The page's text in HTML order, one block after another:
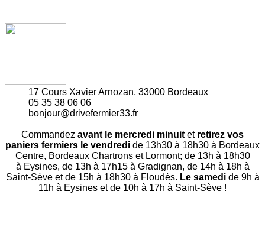
17 Cours Xavier Arnozan, 33000 Bordeaux
05 35 38 06 06
bonjour@drivefermier33.fr
Commandez avant le mercredi minuit et retirez vos
paniers fermiers le vendredi de 13h30 à 18h30 à Bordeaux
Centre, Bordeaux Chartrons et Lormont; de 13h à 18h30
à Eysines, de 13h à 17h15 à Gradignan, de 14h à 18h à
Saint-Sève et de 15h à 18h30 à Floudès. Le samedi de 9h à
11h à Eysines et de 10h à 17h à Saint-Sève !